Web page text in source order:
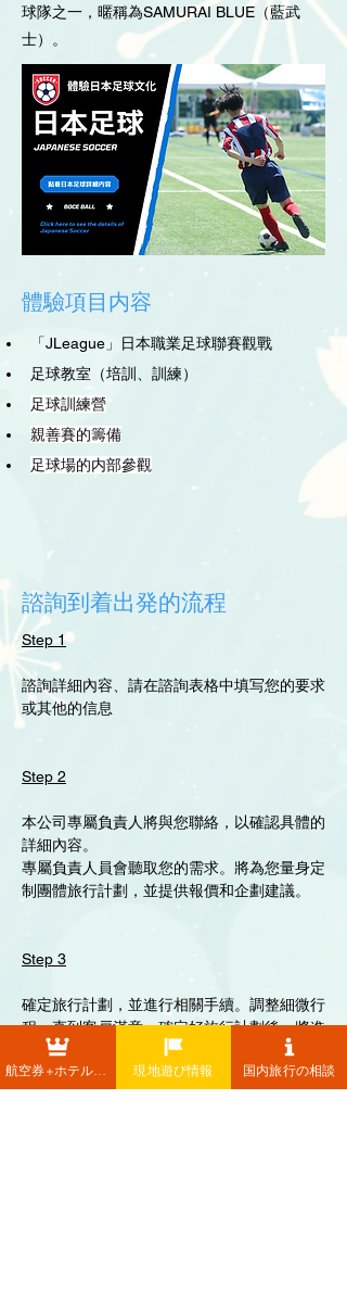
球隊之一，暱稱為SAMURAI BLUE（藍武
士）。
​體驗項目内容
「JLeague」
日本職業足球聯賽觀戰
足球教室（培訓、訓練）
足球訓練營
親善賽的籌備
足球場的内部參觀
諮詢到着出発的流程
Step 1
諮詢詳細內容、請在諮詢表格中填写您的要求
或其他的信息
Step 2
本公司專屬負責人將與您聯絡，以確認具體的
詳細內容。
專屬負責人員會聽取您的需求。將為您量身定
制團體旅行計劃，並提供報價和企劃建議。
Step 3
確定旅行計劃，並進行相關手續。調整細微行
程、直到客戸滿意、確定好旅行計劃後、將進
行諸如確定預約、付款等手續工作。
現地遊び情報 国内旅行の相談